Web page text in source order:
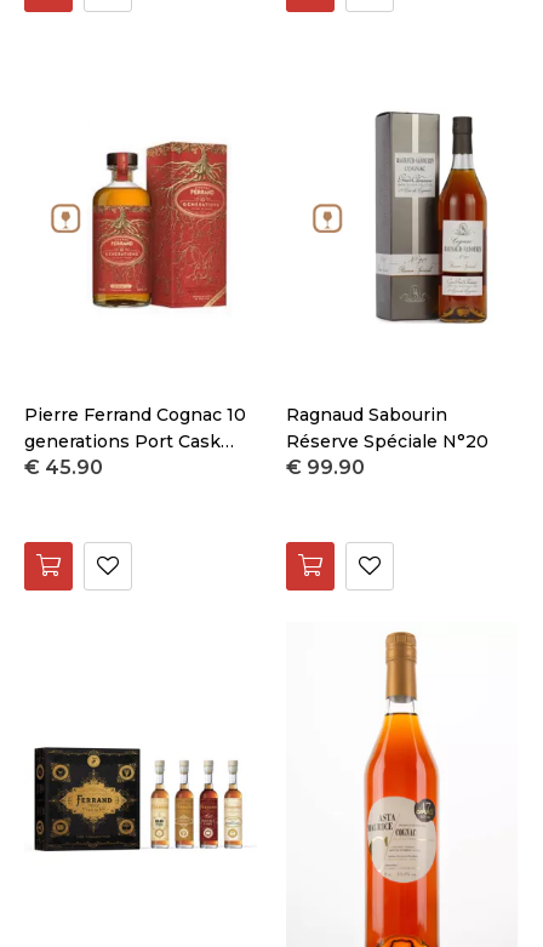
Pierre Ferrand Cognac 10
generations Port Cask
Finish
€ 45.90
Ragnaud Sabourin
Réserve Spéciale N°20
€ 99.90